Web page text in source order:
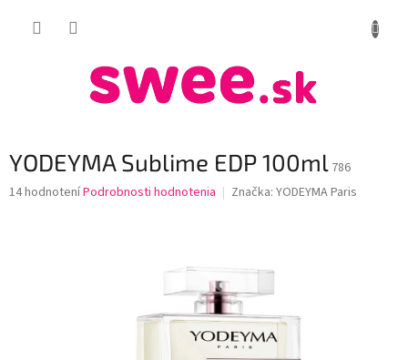
YODEYMA Sublime EDP 100ml 786
Priemerné
14 hodnoteníPodrobnosti hodnotenia Značka: YODEYMA Paris